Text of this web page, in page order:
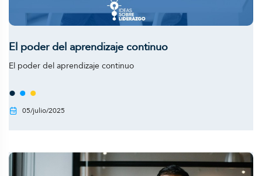
El poder del aprendizaje continuo
El poder del aprendizaje continuo
05/julio/2025